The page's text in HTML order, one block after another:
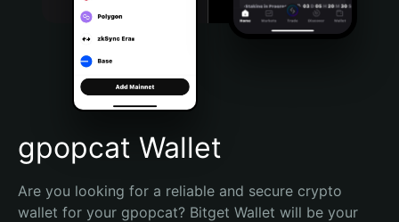
Português (Brasil)
Español (Argentina)
gpopcat Wallet
Are you looking for a reliable and secure crypto
wallet for your gpopcat? Bitget Wallet will be your